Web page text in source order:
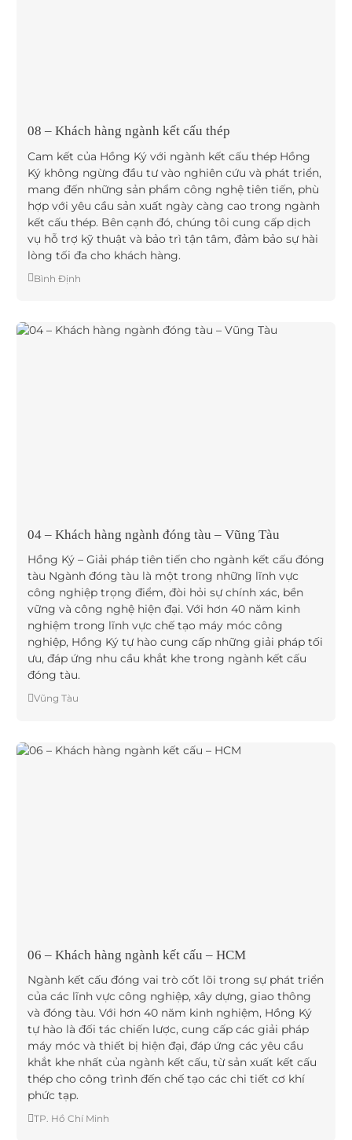
08 – Khách hàng ngành kết cấu thép
Cam kết của Hồng Ký với ngành kết cấu thép Hồng
Ký không ngừng đầu tư vào nghiên cứu và phát triển,
mang đến những sản phẩm công nghệ tiên tiến, phù
hợp với yêu cầu sản xuất ngày càng cao trong ngành
kết cấu thép. Bên cạnh đó, chúng tôi cung cấp dịch
vụ hỗ trợ kỹ thuật và bảo trì tận tâm, đảm bảo sự hài
lòng tối đa cho khách hàng.
Bình Định
04 – Khách hàng ngành đóng tàu – Vũng Tàu
Hồng Ký – Giải pháp tiên tiến cho ngành kết cấu đóng
tàu Ngành đóng tàu là một trong những lĩnh vực
công nghiệp trọng điểm, đòi hỏi sự chính xác, bền
vững và công nghệ hiện đại. Với hơn 40 năm kinh
nghiệm trong lĩnh vực chế tạo máy móc công
nghiệp, Hồng Ký tự hào cung cấp những giải pháp tối
ưu, đáp ứng nhu cầu khắt khe trong ngành kết cấu
đóng tàu.
Vũng Tàu
06 – Khách hàng ngành kết cấu – HCM
Ngành kết cấu đóng vai trò cốt lõi trong sự phát triển
của các lĩnh vực công nghiệp, xây dựng, giao thông
và đóng tàu. Với hơn 40 năm kinh nghiệm, Hồng Ký
tự hào là đối tác chiến lược, cung cấp các giải pháp
máy móc và thiết bị hiện đại, đáp ứng các yêu cầu
khắt khe nhất của ngành kết cấu, từ sản xuất kết cấu
thép cho công trình đến chế tạo các chi tiết cơ khí
phức tạp.
TP. Hồ Chí Minh